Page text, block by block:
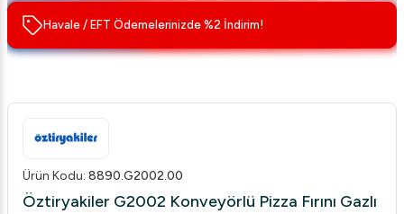
Havale / EFT Ödemelerinizde %2 İndirim!
Ürün Kodu: 8890.G2002.00
Öztiryakiler G2002 Konveyörlü Pizza Fırını Gazlı